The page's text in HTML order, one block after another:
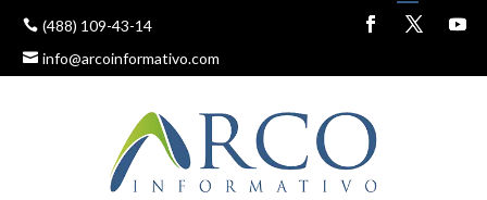
(488) 109-43-14
info@arcoinformativo.com